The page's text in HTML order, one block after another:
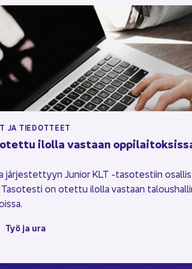
JA TIE­DOT­TEET
otet­tu ilol­la vas­taan
jär­jes­tet­tyyn Ju­nior KLT -​tasotestiin
on otet­tu ilol­la vas­taan
Työ ja ura